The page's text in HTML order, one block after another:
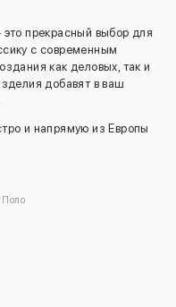
прекрасный выбор для
с современным
как деловых, так и
добавят в ваш
и напрямую из Европы
Поло